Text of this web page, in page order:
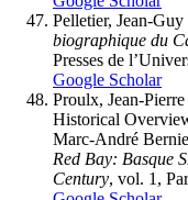
Pelletier, Jean-Guy
biographique du
Presses de
Google Scholar
Proulx, Jean-
Historical
Marc-André
Red Bay: Basque
Century, vol. 1,